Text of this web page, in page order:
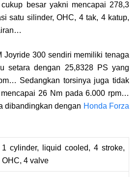
besar yakni mencapai 278,3
satu silinder, OHC, 4 tak, 4 katup,
Joyride 300 sendiri memiliki tenaga
setara dengan 25,8328 PS yang
Sedangkan torsinya juga tidak
26 Nm pada 6.000 rpm…
dibandingkan dengan Honda Forza
1 cylinder, liquid cooled, 4 stroke,
OHC, 4 valve